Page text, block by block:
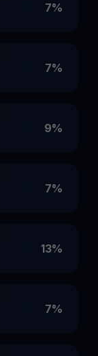
7%
7%
9%
7%
13%
7%